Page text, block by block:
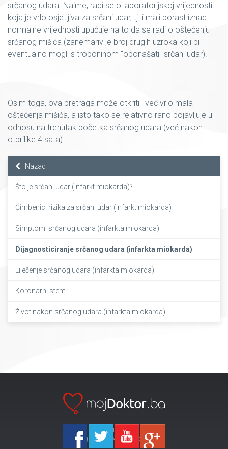
srčanog udara. Naime, radi se o laboratorijskoj vrijednosti
koja je vrlo osjetljiva za srčani udar, tj. i mali porast iznad
normalne vrijednosti upućuje na to da se radi o oštećenju
srčanog mišića (zanemariv je broj drugih uzroka koji bi
eventualno mogli s troponinom "oponašati" srčani udar).
Osim toga, ova pretraga može otkriti i već vrlo mala
oštećenja mišića, a isto tako se relativno rano pojavljuje u
odnosu na trenutak početka srčanog udara (već nakon
otprilike 4 sata).
Nazad
Što je srčani udar (infarkt miokarda)?
Čimbenici rizika za srčani udar (infarkt miokarda)
Simptomi srčanog udara (infarkta miokarda)
Dijagnosticiranje srčanog udara (infarkta miokarda)
Liječenje srčanog udara (infarkta miokarda)
Koronarni stent
Život nakon srčanog udara (infarkta miokarda)
Ka-Agencija
Copyright 2026 All Right Reserved